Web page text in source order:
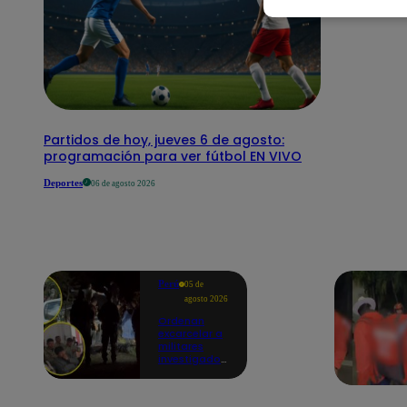
Partidos de hoy, jueves 6 de agosto:
programación para ver fútbol EN VIVO
Deportes 06 de agosto 2026
Perú
05 de
agosto 2026
Ordenan
excarcelar a
militares
investigados